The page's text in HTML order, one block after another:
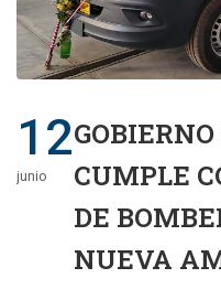
12
junio
CUMPLE
DE
NUEVA